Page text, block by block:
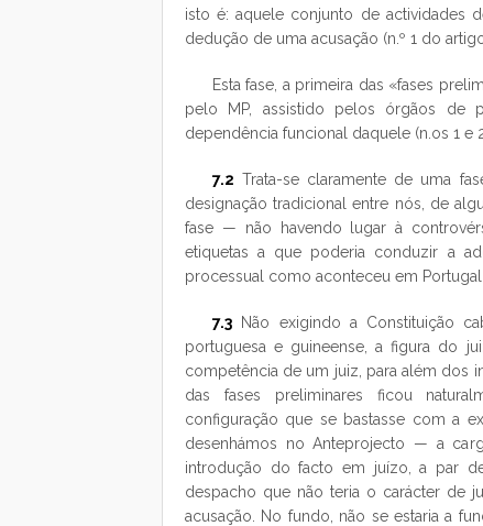
isto é: aquele conjunto de actividades
dedução de uma acusação (n.º 1 do artigo
Esta fase, a primeira das «fases
pelo MP, assistido pelos órgãos de
dependência funcional daquele (n. os 1 e
7.2 Trata-se claramente de uma
designação tradicional entre nós, de
fase — não havendo lugar à
etiquetas a que poderia conduzir a
processual como aconteceu em
7.3 Não exigindo a Constituição
portuguesa e guineense, a figura do
competência de um juiz, para além dos
das fases preliminares ficou
configuração que se bastasse com a
desenhámos no Anteprojecto — a
introdução do facto em juízo, a par
despacho que não teria o carácter de
acusação. No fundo, não se estaria a